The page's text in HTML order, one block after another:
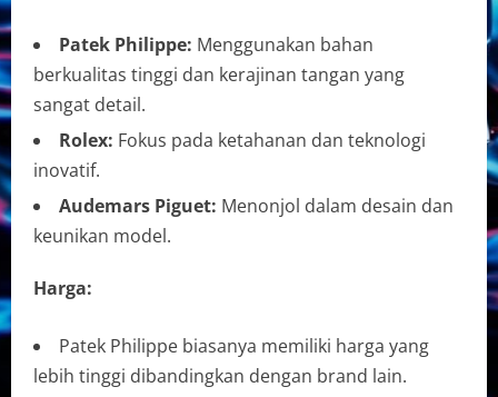
Patek Philippe: Menggunakan bahan
berkualitas tinggi dan kerajinan tangan yang
sangat detail.
Rolex: Fokus pada ketahanan dan teknologi
inovatif.
Audemars Piguet: Menonjol dalam desain dan
keunikan model.
Harga:
Patek Philippe biasanya memiliki harga yang
lebih tinggi dibandingkan dengan brand lain.